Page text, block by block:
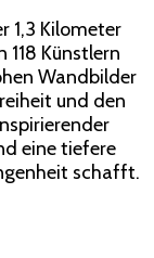
1,3 Kilometer
Künstlern
Wandbilder
und den
eine tiefere
schafft.